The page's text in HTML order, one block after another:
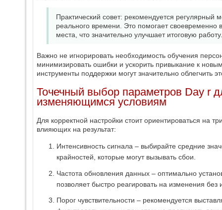
Практический совет: рекомендуется регулярный
реального времени. Это помогает своевременно
места, что значительно улучшает итоговую работу.
Важно не игнорировать необходимость обучения
минимизировать ошибки и ускорить привыкание к
инструменты поддержки могут значительно облегчить
Точечный выбор параметров Day r
изменяющимся условиям
Для корректной настройки стоит ориентироваться на
влияющих на результат:
Интенсивность сигнала – выбирайте средние
крайностей, которые могут вызывать сбои.
Частота обновления данных – оптимально
позволяет быстро реагировать на изменения без
Порог чувствительности – рекомендуется